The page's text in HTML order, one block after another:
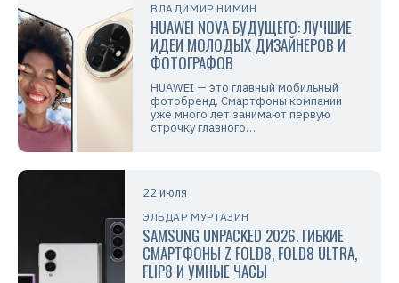
ВЛАДИМИР НИМИН
HUAWEI NOVA БУДУЩЕГО: ЛУЧШИЕ
ИДЕИ МОЛОДЫХ ДИЗАЙНЕРОВ И
ФОТОГРАФОВ
HUAWEI — это главный мобильный
фотобренд. Смартфоны компании
уже много лет занимают первую
строчку главного…
22 июля
ЭЛЬДАР МУРТАЗИН
SAMSUNG UNPACKED 2026. ГИБКИЕ
СМАРТФОНЫ Z FOLD8, FOLD8 ULTRA,
FLIP8 И УМНЫЕ ЧАСЫ